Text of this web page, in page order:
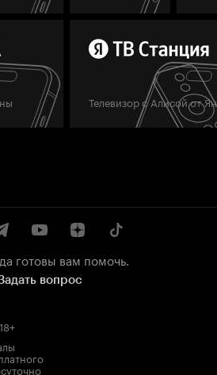
Телевизор с Алисой от
готовы вам помочь.
вопрос
18+